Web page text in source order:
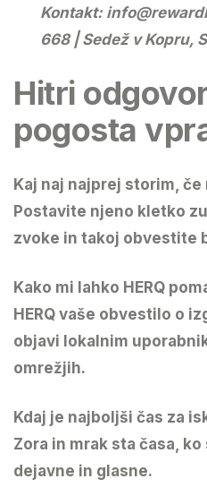
Kontakt:
668 | Sedež v Kopru,
Hitri
pogosta
Kaj naj najprej storim, če
Postavite njeno kletko
zvoke in takoj obvestite
Kako mi lahko HERQ
HERQ vaše obvestilo o
objavi lokalnim
omrežjih.
Kdaj je najboljši čas za
Zora in mrak sta časa,
dejavne in glasne.